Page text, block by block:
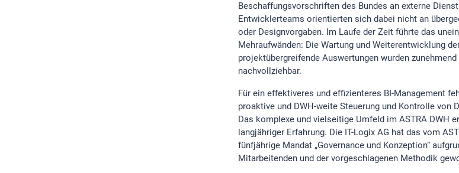
Beschaffungsvorschriften des Bundes an externe
Entwicklerteams orientierten sich dabei nicht an
oder Designvorgaben. Im Laufe der Zeit führte das
Mehraufwänden: Die Wartung und Weiterentwicklung
projektübergreifende Auswertungen wurden
nachvollziehbar.
Für ein effektiveres und effizienteres BI-Management
proaktive und DWH-weite Steuerung und Kontrolle von
Das komplexe und vielseitige Umfeld im ASTRA DWH
langjähriger Erfahrung. Die IT-Logix AG hat das vom
fünfjährige Mandat „Governance und Konzeption“
Mitarbeitenden und der vorgeschlagenen Methodik